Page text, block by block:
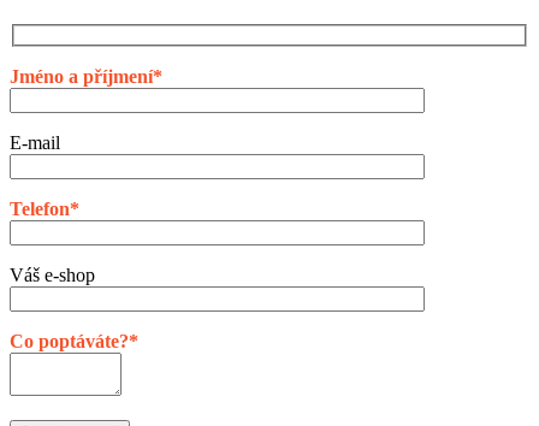
Jméno a příjmení*
E-mail
Telefon*
Váš e-shop
Co poptáváte?*